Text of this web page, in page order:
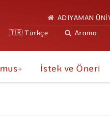
ADIYAMAN
🇹🇷 Türkçe
Arama
İstek ve Öneri